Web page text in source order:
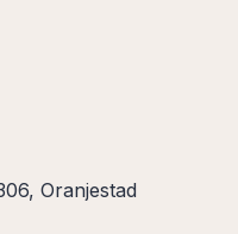
Oranjestad